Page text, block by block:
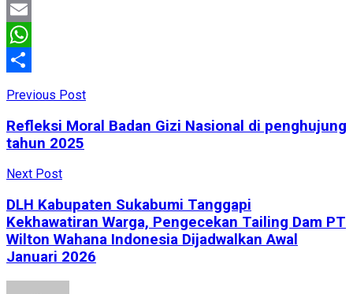
Facebook
Email
WhatsApp
Previous Post
Refleksi Moral Badan Gizi Nasional di penghujung
tahun 2025
Next Post
DLH Kabupaten Sukabumi Tanggapi
Kekhawatiran Warga, Pengecekan Tailing Dam PT
Wilton Wahana Indonesia Dijadwalkan Awal
Januari 2026